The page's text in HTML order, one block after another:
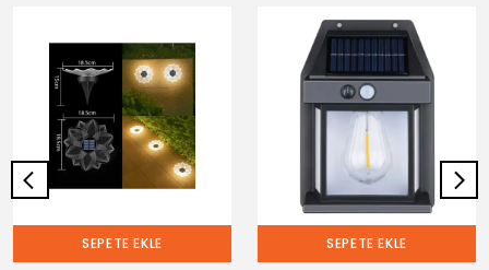
SEPETE EKLE SEPETE EKLE